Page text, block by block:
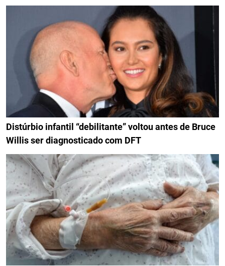
Distúrbio infantil “debilitante” voltou antes de Bruce
Willis ser diagnosticado com DFT